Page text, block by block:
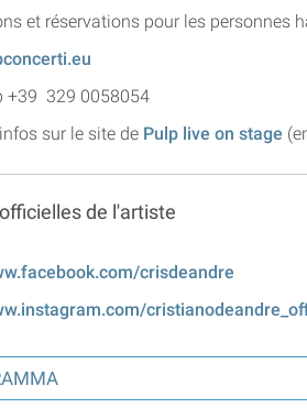
et réservations pour les personnes
+39 329 0058054
sur le site de Pulp live on stage
de l'artiste
crisdeandre